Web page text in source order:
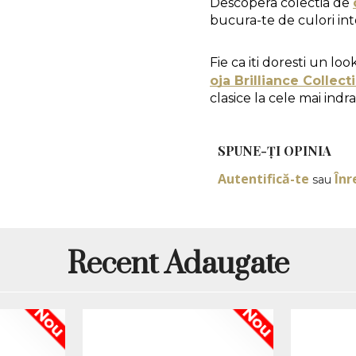
bucura-te de culori
Fie ca iti doresti un
oja Brilliance
clasice la cele mai
1. Pregatirea
usuca in 30 de
3. Aplicarea
expune unghia la
de 120-180 de secunde.
4. Sigilarea cu Top
SPUNE-ŢI OPINIA
Autentifică-te sau
Recent Adaugate
Nou Nou